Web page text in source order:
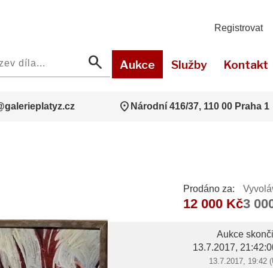
Registrovat
search Aukce Služby Kontakt
location_on Národní 416/37, 110 00 Praha 1
Prodáno za:
12 000 Kč3
Aukce
13.7.2017,
13.7.2017, 19:42